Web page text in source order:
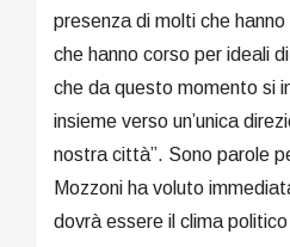
presenza di molti che
che hanno corso per ideali
che da questo momento si
insieme verso un’unica
nostra città”. Sono parole
Mozzoni ha voluto
dovrà essere il clima